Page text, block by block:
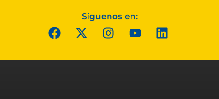
Síguenos en: